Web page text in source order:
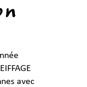
avec